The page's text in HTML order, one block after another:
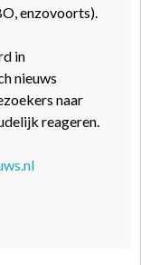
enzovoorts).
in
nieuws
naar
reageren.